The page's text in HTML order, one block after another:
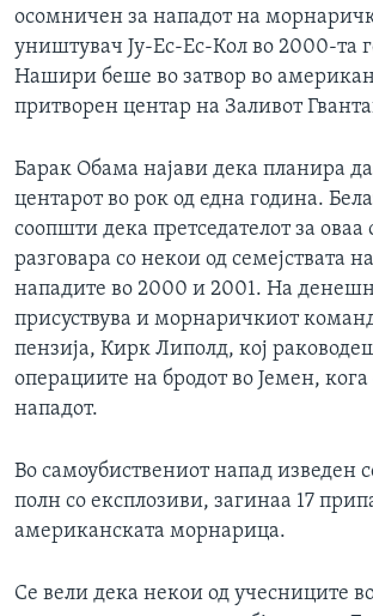
НАУКА
УМЕТНОСТ И ЗАБАВА
ИНТЕРВЈУА
НАКУСО...
Јазици
осомничен за нападот на
уништувач Ју-Ес-Ес-Кол во 2000-та
Нашири беше во затвор во
притворен центар на Заливот
Барак Обама најави дека планира
центарот во рок од една година.
соопшти дека претседателот за оваа
разговара со некои од семејствата
нападите во 2000 и 2001. На
присуствува и морнаричкиот
пензија, Кирк Липолд, кој
операциите на бродот во Јемен, кога
нападот.
Во самоубиствениот напад изведен
полн со експлозиви, загинаа 17
американската морнарица.
Се вели дека некои од учесниците